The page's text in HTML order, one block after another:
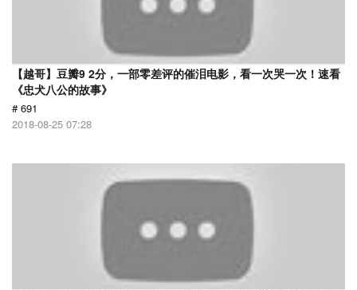
【越哥】豆瓣9 2分，一部零差评的催泪电影，看一次哭一次！速看
《忠犬八公的故事》
# 691
2018-08-25 07:28